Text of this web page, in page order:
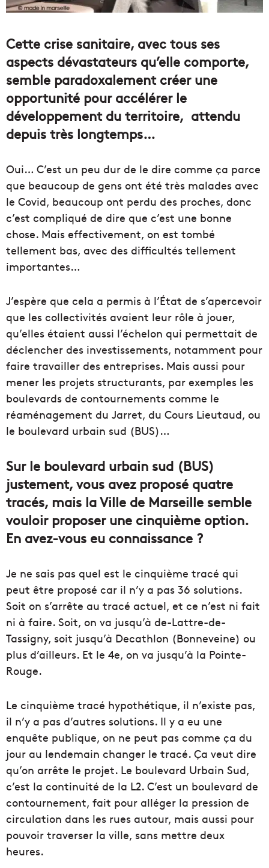
Cette crise sanitaire, avec tous ses
aspects dévastateurs qu’elle comporte,
semble paradoxalement créer une
opportunité pour accélérer le
développement du territoire, attendu
depuis très longtemps…
Oui… C’est un peu dur de le dire comme ça parce
que beaucoup de gens ont été très malades avec
le Covid, beaucoup ont perdu des proches, donc
c’est compliqué de dire que c’est une bonne
chose. Mais effectivement, on est tombé
tellement bas, avec des difficultés tellement
importantes…
J’espère que cela a permis à l’État de s’apercevoir
que les collectivités avaient leur rôle à jouer,
qu’elles étaient aussi l’échelon qui permettait de
déclencher des investissements, notamment pour
faire travailler des entreprises. Mais aussi pour
mener les projets structurants, par exemples les
boulevards de contournements comme le
réaménagement du Jarret, du Cours Lieutaud, ou
le boulevard urbain sud (BUS)…
Sur le boulevard urbain sud (BUS)
justement, vous avez proposé quatre
tracés, mais la Ville de Marseille semble
vouloir proposer une cinquième option.
En avez-vous eu connaissance ?
Je ne sais pas quel est le cinquième tracé qui
peut être proposé car il n’y a pas 36 solutions.
Soit on s’arrête au tracé actuel, et ce n’est ni fait
ni à faire. Soit, on va jusqu’à de-Lattre-de-
Tassigny, soit jusqu’à Decathlon (Bonneveine) ou
plus d’ailleurs. Et le 4e, on va jusqu’à la Pointe-
Rouge.
Le cinquième tracé hypothétique, il n’existe pas,
il n’y a pas d’autres solutions. Il y a eu une
enquête publique, on ne peut pas comme ça du
jour au lendemain changer le tracé. Ça veut dire
qu’on arrête le projet. Le boulevard Urbain Sud,
c’est la continuité de la L2. C’est un boulevard de
contournement, fait pour alléger la pression de
circulation dans les rues autour, mais aussi pour
pouvoir traverser la ville, sans mettre deux
heures.